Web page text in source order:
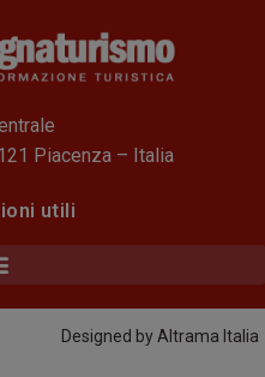
Piacenza – Italia
utili
Designed by Altrama Italia